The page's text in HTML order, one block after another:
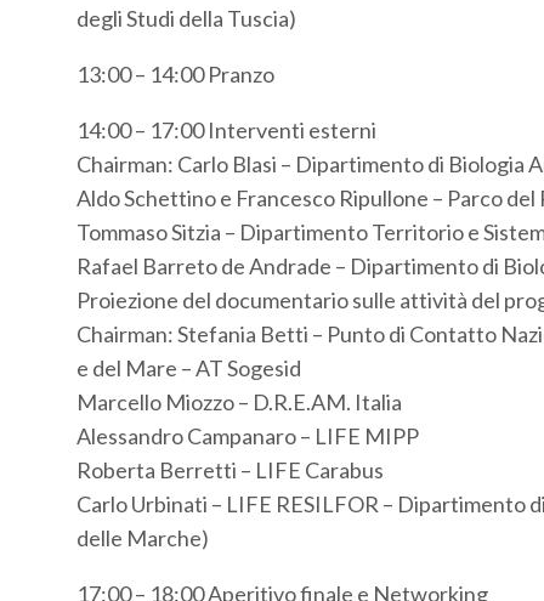
degli Studi della Tuscia)
13:00 – 14:00 Pranzo
14:00 – 17:00 Interventi esterni
Chairman: Carlo Blasi – Dipartimento di Biologia
Aldo Schettino e Francesco Ripullone – Parco del
Tommaso Sitzia – Dipartimento Territorio e
Rafael Barreto de Andrade – Dipartimento di
Proiezione del documentario sulle attività del
Chairman: Stefania Betti – Punto di Contatto
e del Mare – AT Sogesid
Marcello Miozzo – D.R.E.AM. Italia
Alessandro Campanaro – LIFE MIPP
Roberta Berretti – LIFE Carabus
Carlo Urbinati – LIFE RESILFOR – Dipartimento
delle Marche)
17:00 – 18:00 Aperitivo finale e Networking